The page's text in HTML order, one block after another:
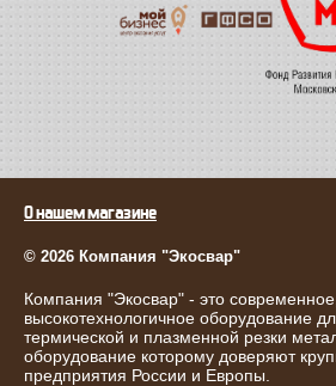
О нашем магазине
© 2026 Компания "Экосвар"
Компания "Экосвар" - это современное,
высокотехнологичное оборудование
термической и плазменной резки
оборудование которому доверяют
предприятия России и Европы.